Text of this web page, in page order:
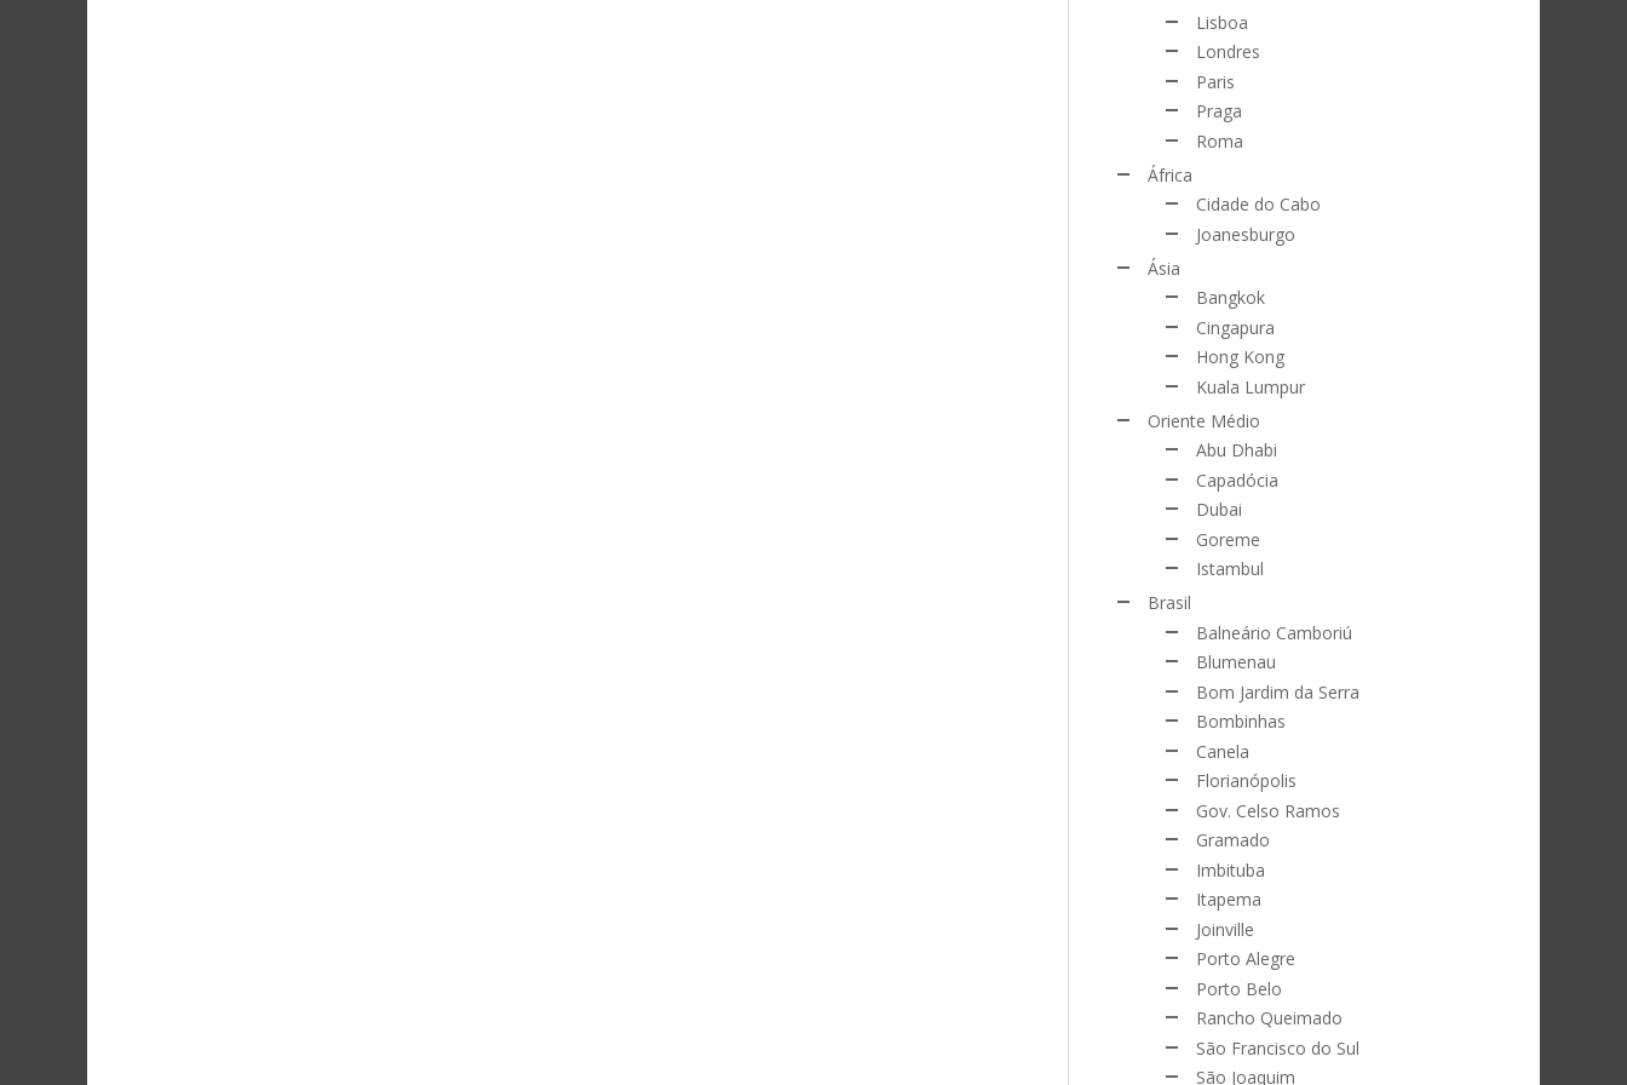
Lisboa
Londres
Paris
Praga
Roma
África
Cidade do Cabo
Joanesburgo
Ásia
Bangkok
Cingapura
Hong Kong
Kuala Lumpur
Oriente Médio
Abu Dhabi
Capadócia
Dubai
Goreme
Istambul
Brasil
Balneário Camboriú
Blumenau
Bom Jardim da Serra
Bombinhas
Canela
Florianópolis
Gov. Celso Ramos
Gramado
Imbituba
Itapema
Joinville
Porto Alegre
Porto Belo
Rancho Queimado
São Francisco do Sul
São Joaquim